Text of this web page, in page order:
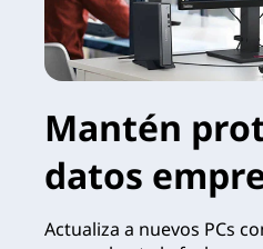
Mantén
datos
Actualiza a nuevos PCs